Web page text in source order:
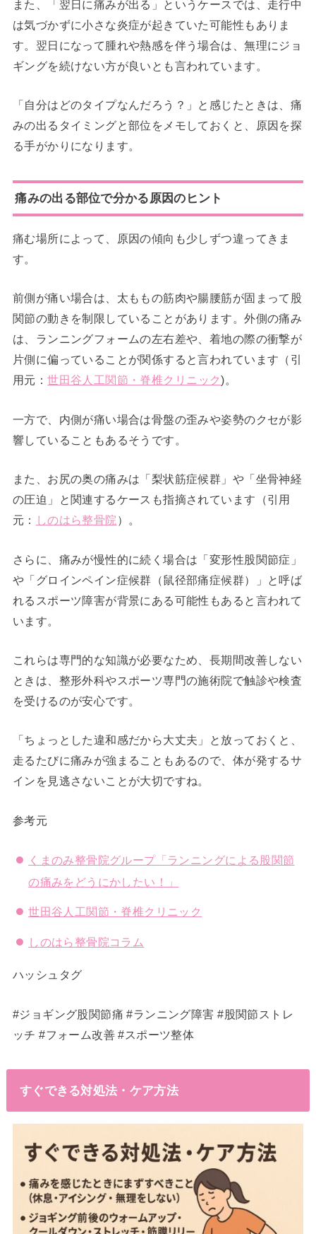
また、「翌日に痛みが出る」というケースでは、走行中
は気づかずに小さな炎症が起きていた可能性もありま
す。翌日になって腫れや熱感を伴う場合は、無理にジョ
ギングを続けない方が良いとも言われています。
「自分はどのタイプなんだろう？」と感じたときは、痛
みの出るタイミングと部位をメモしておくと、原因を探
る手がかりになります。
痛みの出る部位で分かる原因のヒント
痛む場所によって、原因の傾向も少しずつ違ってきま
す。
前側が痛い場合は、太ももの筋肉や腸腰筋が固まって股
関節の動きを制限していることがあります。外側の痛み
は、ランニングフォームの左右差や、着地の際の衝撃が
片側に偏っていることが関係すると言われています（引
用元：世田谷人工関節・脊椎クリニック)。
一方で、内側が痛い場合は骨盤の歪みや姿勢のクセが影
響していることもあるそうです。
また、お尻の奥の痛みは「梨状筋症候群」や「坐骨神経
の圧迫」と関連するケースも指摘されています（引用
元：
しのはら整骨院 ）。
さらに、痛みが慢性的に続く場合は「変形性股関節症」
や「グロインペイン症候群（鼠径部痛症候群）」と呼ば
れるスポーツ障害が背景にある可能性もあると言われて
います。
これらは専門的な知識が必要なため、長期間改善しない
ときは、整形外科やスポーツ専門の施術院で触診や検査
を受けるのが安心です。
「ちょっとした違和感だから大丈夫」と放っておくと、
走るたびに痛みが強まることもあるので、体が発するサ
インを見逃さないことが大切ですね。
参考元
くまのみ整骨院グループ「ランニングによる股関節
の痛みをどうにかしたい！」
世田谷人工関節・脊椎クリニック
しのはら整骨院コラム
ハッシュタグ
#ジョギング股関節痛 #ランニング障害 #股関節ストレ
ッチ #フォーム改善 #スポーツ整体
すぐできる対処法・ケア方法